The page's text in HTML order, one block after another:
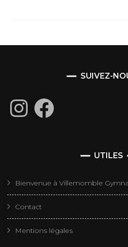
SUIVEZ-
InstagramFacebook
UTILES
Bienvenue à Villemomble
Contact
Mentions légales